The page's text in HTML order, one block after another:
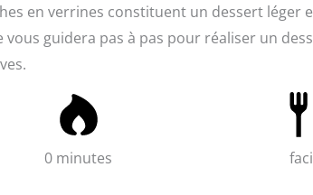
en verrines constituent un dessert
vous guidera pas à pas pour réaliser un
0 minutes